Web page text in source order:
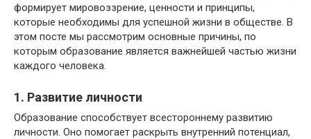
формирует мировоззрение, ценности и принципы,
которые необходимы для успешной жизни в обществе. В
этом посте мы рассмотрим основные причины, по
которым образование является важнейшей частью жизни
каждого человека.
1. Развитие личности
Образование способствует всестороннему развитию
личности. Оно помогает раскрыть внутренний потенциал,